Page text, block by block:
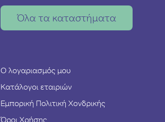
Όλα τα καταστήματα
Ο λογαριασμός μου
Κατάλογοι εταιριών
Εμπορική Πολιτική Χονδρικής
Όροι Χρήσης